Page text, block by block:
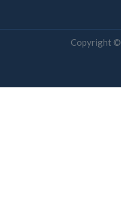
Copyright ©